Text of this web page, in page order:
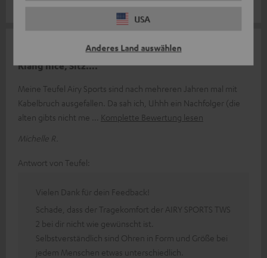
USA
Anderes Land auswählen
Klang nice, Sitz….
Meine Teufel Airy Sports sind nach mehreren Jahren mal mit
Kabelbruch ausgefallen. Da sah ich, Uhhh ein Nachfolger (die
alten gibts nicht me
Komplette Bewertung lesen
Michelle R.
Antwort von Teufel:
Vielen Dank für dein Feedback!
Schade, dass der Tragekomfort der AIRY SPORTS TWS
2 bei dir nicht wie gewünscht ist.
Selbstverständlich sind Ohren in Form und Größe bei
jedem Menschen etwas unterschiedlich.